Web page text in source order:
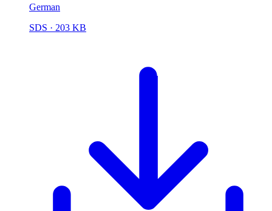
German
SDS · 203 KB